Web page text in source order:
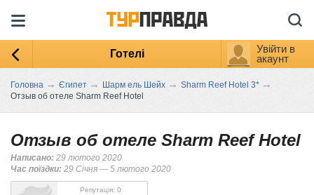
Готелі
Увійти в
акаунт
Головна → Єгипет → Шарм ель Шейх → Sharm Reef Hotel 3* →
Отзыв об отеле Sharm Reef Hotel
Отзыв об отеле Sharm Reef Hotel
Написано: 29 лютого 2020
Час поїздки: 29 Січня — 5 лютого 2020
Репутація: 0